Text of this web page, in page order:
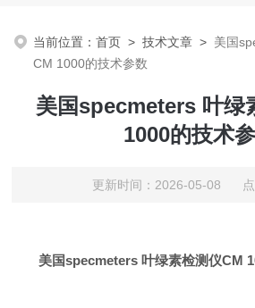
当前位置：首页 >技术文章 > 美国
CM 1000的技术参数
美国specmeters 叶绿
1000的技术
更新时间：2026-05-08 点
美国specmeters 叶绿素检测仪CM